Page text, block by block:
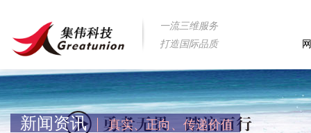
一流三维服务
打造国际品质
新闻资讯 真实、正向、传递价值